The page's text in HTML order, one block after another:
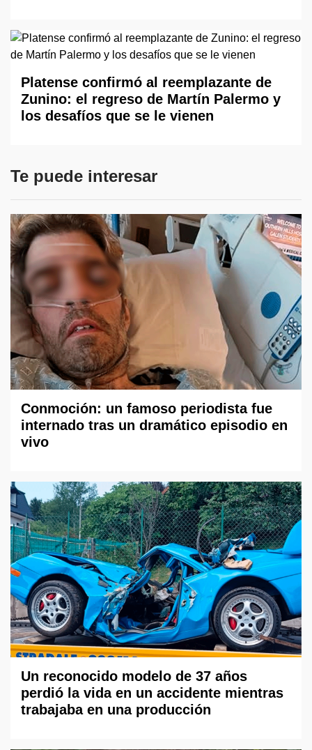
Platense confirmó al reemplazante de
Zunino: el regreso de Martín Palermo y
los desafíos que se le vienen
Te puede interesar
Conmoción: un famoso periodista fue
internado tras un dramático episodio en
vivo
Un reconocido modelo de 37 años
perdió la vida en un accidente mientras
trabajaba en una producción